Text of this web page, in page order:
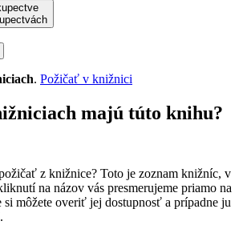
. Požičať v knižnici
majú túto knihu?
z knižnice? Toto je zoznam knižníc, v
na názov vás presmerujeme priamo na
si môžete overiť jej dostupnosť a prípadne ju